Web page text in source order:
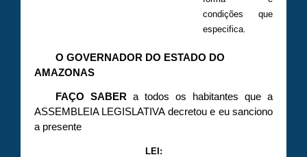
condições que
especifica.
O GOVERNADOR DO ESTADO DO
AMAZONAS
FAÇO SABER a todos os habitantes que a
ASSEMBLEIA LEGISLATIVA decretou e eu sanciono
a presente
LEI: